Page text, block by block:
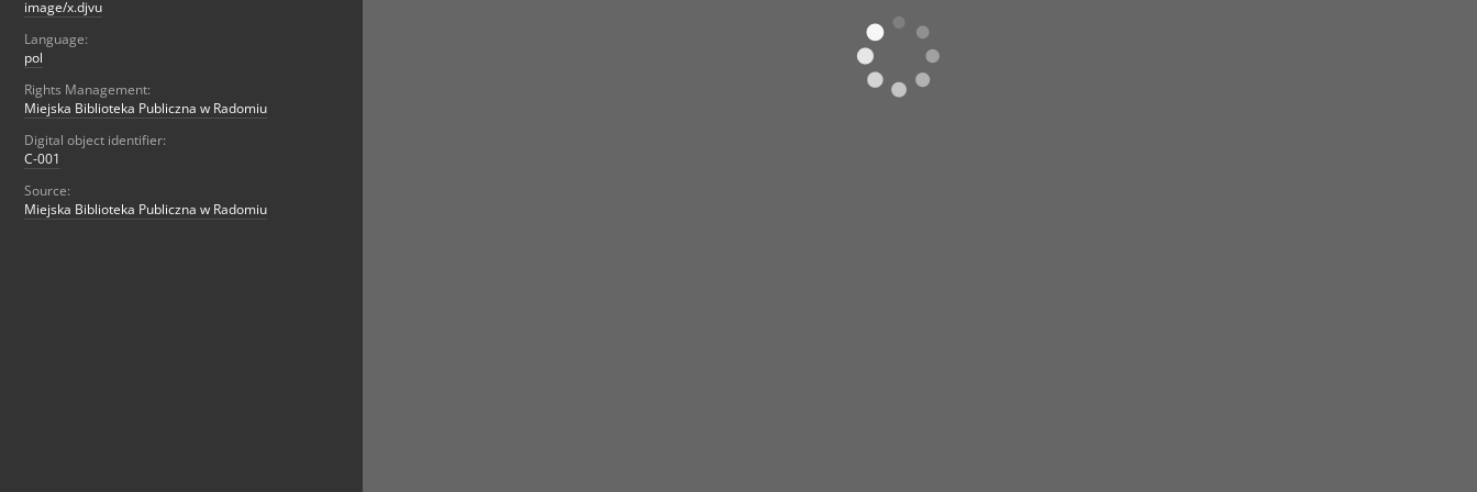
image/x.djvu
Language:
pol
Rights Management:
Miejska Biblioteka Publiczna w Radomiu
Digital object identifier:
C-001
Source:
Miejska Biblioteka Publiczna w Radomiu